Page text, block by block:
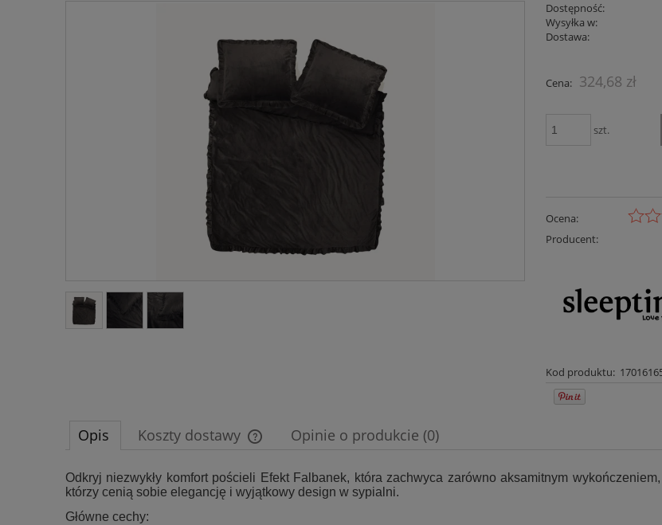
Dostępność:
Wysyłka w:
Dostawa:
Cena: 324,68 zł
szt.
Ocena:
Producent:
Kod produktu:
Opis Koszty dostawy
Cena nie zawiera ewentualnych kosztów
płatności
Opinie o produkcie (0)
Odkryj niezwykły komfort pościeli Efekt Falbanek, która zachwyca zarówno aksamitnym
którzy cenią sobie elegancję i wyjątkowy design w sypialni.
Główne cechy: